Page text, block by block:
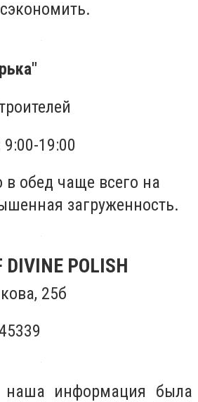
19:00
в обед чаще всего на
загруженность.
DIVINE POLISH
25б
наша информация была